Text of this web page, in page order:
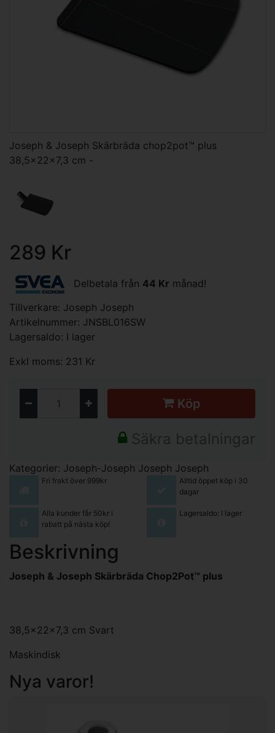
Joseph & Joseph Skärbräda chop2pot™ plus
38,5x22x7,3 cm -
289 Kr
Delbetala från 44 Kr månad!
Tillverkare: Joseph Joseph
Artikelnummer: JNSBL016SW
Lagersaldo: I lager
Exkl moms: 231 Kr
Köp
Säkra betalningar
Kategorier: Joseph-Joseph Joseph Joseph
Fri frakt över 999kr
Alltid öppet köp i 30
dagar
Alla kunder får 50kr i
rabatt på nästa köp!
Lagersaldo: I lager
Beskrivning
Joseph & Joseph Skärbräda Chop2Pot™ plus
38,5x22x7,3 cm Svart
Maskindisk
Nya varor!